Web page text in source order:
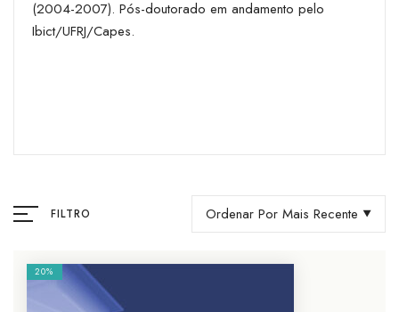
(2004-2007). Pós-doutorado em andamento pelo
Ibict/UFRJ/Capes.
FILTRO Ordenar Por Mais Recente
20%